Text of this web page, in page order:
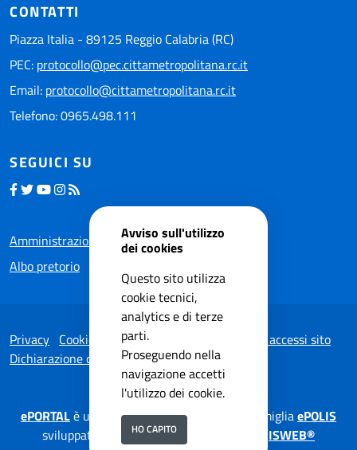
CONTATTI
Piazza Italia - 89125 Reggio Calabria (RC)
PEC: protocollo@pec.cittametropolitana.rc.it
Email: protocollo@cittametropolitana.rc.it
Telefono: 0965.498.111
SEGUICI SU
Amministrazione trasparente
Albo pretorio
Privacy Cookie Policy Note legali
Statistiche accessi sito
Dichiarazione di accessibilità
ePORTALè una soluzione applicativa della famigliaePOLIS
sviluppata da
ISWEB S.p.A. ISWEB®
Avviso sull'utilizzo
dei cookies
Questo sito utilizza
cookie tecnici,
analytics e di terze
parti.
Proseguendo nella
navigazione accetti
l'utilizzo dei cookie.
HO CAPITO